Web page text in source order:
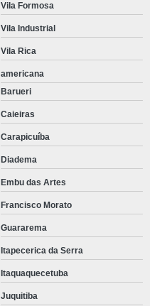
Vila Formosa
Vila Industrial
Vila Rica
americana
Barueri
Caieiras
Carapicuíba
Diadema
Embu das Artes
Francisco Morato
Guararema
Itapecerica da Serra
Itaquaquecetuba
Juquitiba